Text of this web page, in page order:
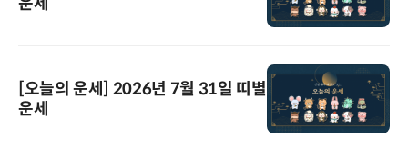
[오늘의 운세] 2026년 7월 31일 띠별
운세